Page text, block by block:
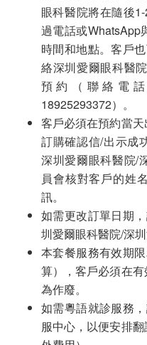
眼科醫院將在隨後
過電話或WhatsApp
時間和地點。客戶
絡深圳愛爾眼科醫
預約（聯絡電話
18925293372）。
客戶必須在預約當
訂購確認信/出示成
深圳愛爾眼科醫院/
員會核對客戶的姓
訊。
如需更改訂單日期
圳愛爾眼科醫院/深
本套餐服務有效期
算），客戶必須在
為作廢。
如需粵語就診服務
服中心，以便安排